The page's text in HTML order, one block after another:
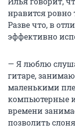
нравится ровно
Разве что, в
эффективно
— Я люблю
гитаре,
маленькими
компьютерные
времени
позволить